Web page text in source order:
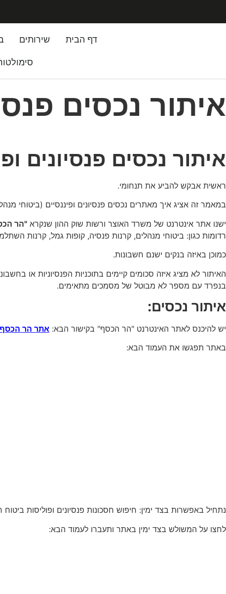
דף הבית שירותים
איתור נכסים
איתור נכסים פנסיונים
ראשית אבקש להביע את תנחומי.
במאמר זה אציג איך מאתרים נכסים פנסיונים ופיננסיים
ישנו אתר אינטרנט של משרד האוצר ורשות שוק ההון שנקרא "הר
רדומות כגון: ביטוחי מנהלים, קרנות פנסיה, קופות גמל, קרנות
כמוכן באיזה בנקים ישנם חשבונות.
האיתור לא מציג איזה סכומים קיימים בתוכניות הפנסיוניות או
בנפרד עם מספר לא מבוטל של מסמכים מתאימים.
איתור נכסים:
יש להיכנס לאתר האינטרנט "הר הכסף" בקישור הבא: אתר הר הכסף
באתר תפגשו את העמוד הבא:
נתחיל באפשרות בצד ימין: חיפוש חסכונות פנסיונים ופוליסות ביטוח
לחצו על המשולש בצד ימין באתר ותעברו לעמוד הבא: